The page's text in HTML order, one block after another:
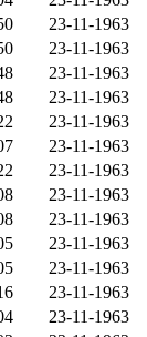
23-11-1963
23-11-1963
23-11-1963
23-11-1963
23-11-1963
23-11-1963
23-11-1963
23-11-1963
23-11-1963
23-11-1963
23-11-1963
23-11-1963
23-11-1963